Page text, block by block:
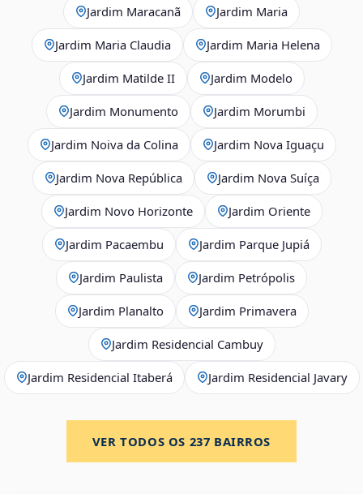
Jardim Maracanã Jardim Maria
Jardim Maria Claudia Jardim Maria Helena
Jardim Matilde II Jardim Modelo
Jardim Monumento Jardim Morumbi
Jardim Noiva da Colina Jardim Nova Iguaçu
Jardim Nova República Jardim Nova Suíça
Jardim Novo Horizonte Jardim Oriente
Jardim Pacaembu Jardim Parque Jupiá
Jardim Paulista Jardim Petrópolis
Jardim Planalto Jardim Primavera
Jardim Residencial Cambuy
Jardim Residencial Itaberá Jardim Residencial Javary
VER TODOS OS 237 BAIRROS